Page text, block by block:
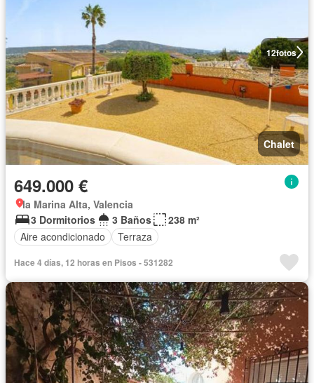
12fotos
Chalet
649.000 €
la Marina Alta, Valencia
3 Dormitorios
3 Baños
238 m²
Aire acondicionado
Terraza
Hace 4 días, 12 horas en Pisos - 531282